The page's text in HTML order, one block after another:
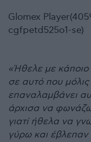
Glomex
cgfpetd525o1-se)
«Ήθελε με
σε αυτό που μόλις
επαναλαμβάνει
άρχισα να
γιατί ήθελα να
γύρω και έβλεπαν